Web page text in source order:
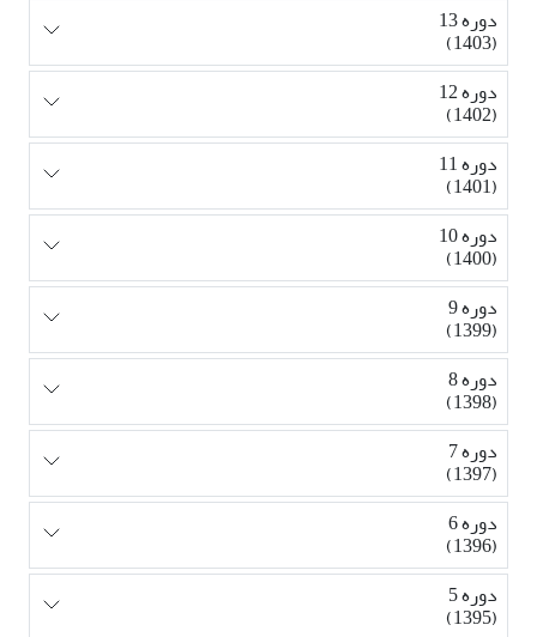
دوره 13
(1403)
دوره 12
(1402)
دوره 11
(1401)
دوره 10
(1400)
دوره 9
(1399)
دوره 8
(1398)
دوره 7
(1397)
دوره 6
(1396)
دوره 5
(1395)